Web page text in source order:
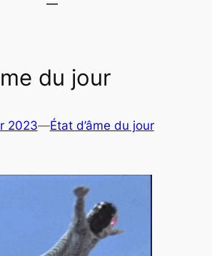
du jour
2023—État d’âme du jour